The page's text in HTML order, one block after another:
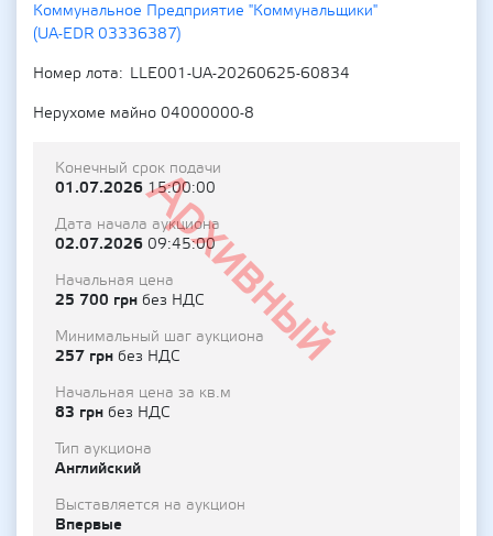
Коммунальное Предприятие "Коммунальщики"
(UA-EDR 03336387)
Номер лота
LLE001-UA-20260625-60834
Нерухоме майно 04000000-8
Архивный
Конечный срок подачи
01.07.202615:00:00
Дата начала аукциона
02.07.2026 09:45:00
Начальная цена
25 700 грн без НДС
Минимальный шаг аукциона
257 грн без НДС
Начальная цена за кв.м
83 грн без НДС
Тип аукциона
Английский
Выставляется на аукцион
Впервые